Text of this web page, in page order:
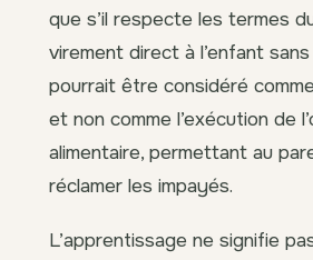
que s’il respecte les termes
virement direct à l’enfant
pourrait être considéré
et non comme l’exécution de
alimentaire, permettant au
réclamer les impayés.
L’apprentissage ne signifie